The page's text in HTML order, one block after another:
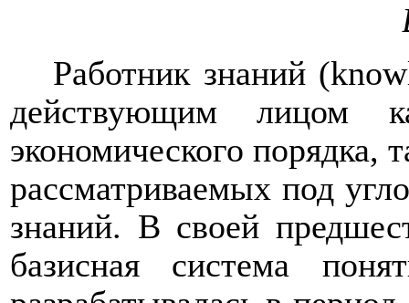
Работник знаний (
действующим лицом
экономического порядка,
рассматриваемых под
знаний. В своей
базисная система